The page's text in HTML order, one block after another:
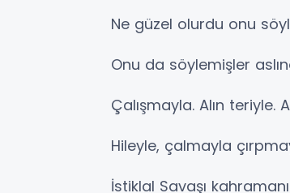
Ne güzel olurdu onu
Onu da söylemişler
Çalışmayla. Alın teriyle.
Hileyle, çalmayla
İstiklal Savaşı